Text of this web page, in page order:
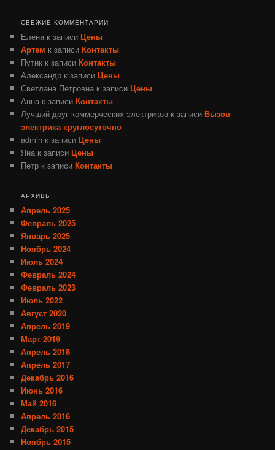
СВЕЖИЕ КОММЕНТАРИИ
Елена к записиЦены
Артем к записиКонтакты
Путик к записиКонтакты
Александр к записиЦены
Светлана Петровна к записиЦены
Анна к записиКонтакты
Лучший друг коммерческих электриков к записиВызов
электрика круглосуточно
admin к записиЦены
Яна к записиЦены
Петр к записиКонтакты
АРХИВЫ
Апрель 2025
Февраль 2025
Январь 2025
Ноябрь 2024
Июль 2024
Февраль 2024
Февраль 2023
Июль 2022
Август 2020
Апрель 2019
Март 2019
Апрель 2018
Апрель 2017
Декабрь 2016
Июнь 2016
Май 2016
Апрель 2016
Декабрь 2015
Ноябрь 2015